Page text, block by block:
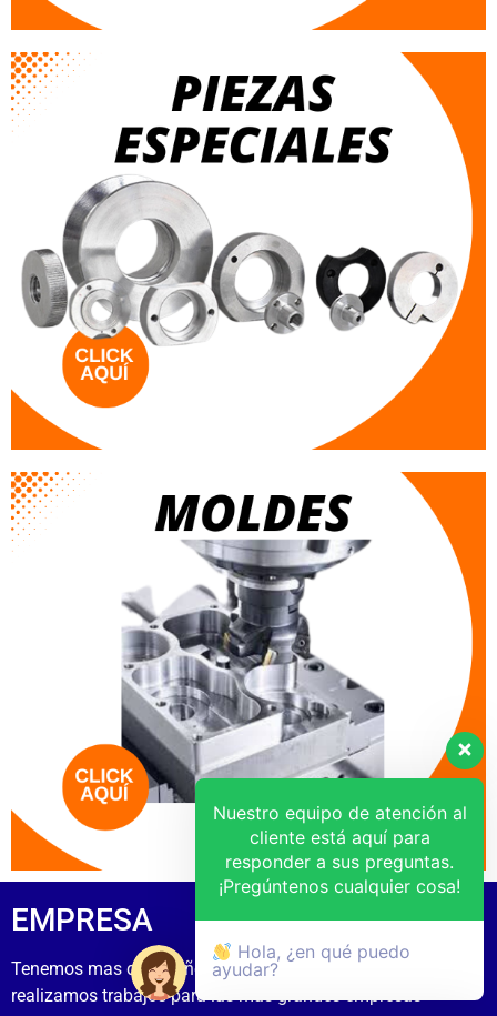
EMPRESA
Tenemos mas de 15 años de experiecia
realizamos trabajos para las mas grandes empresas
Nuestro equipo de atención al
cliente está aquí para
responder a sus preguntas.
¡Pregúntenos cualquier cosa!
Hola, ¿en qué puedo
ayudar?